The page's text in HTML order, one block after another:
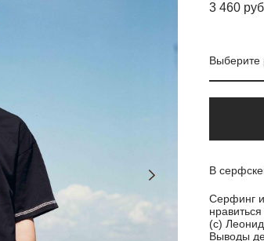
3 460
Выберите
В
Серфинг и
(с) Леонид
Выводы